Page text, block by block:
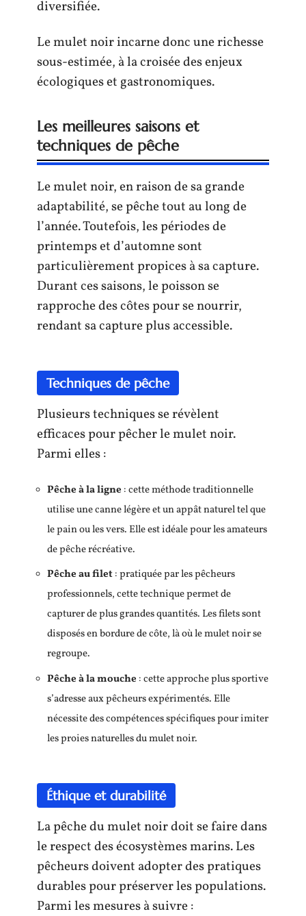
diversifiée.
Le mulet noir incarne donc une richesse
sous-estimée, à la croisée des enjeux
écologiques et gastronomiques.
Les meilleures saisons et
techniques de pêche
Le mulet noir, en raison de sa grande
adaptabilité, se pêche tout au long de
l’année. Toutefois, les périodes de
printemps et d’automne sont
particulièrement propices à sa capture.
Durant ces saisons, le poisson se
rapproche des côtes pour se nourrir,
rendant sa capture plus accessible.
Techniques de pêche
Plusieurs techniques se révèlent
efficaces pour pêcher le mulet noir.
Parmi elles :
Pêche à la ligne : cette méthode traditionnelle
utilise une canne légère et un appât naturel tel que
le pain ou les vers. Elle est idéale pour les amateurs
de pêche récréative.
Pêche au filet: pratiquée par les pêcheurs
professionnels, cette technique permet de
capturer de plus grandes quantités. Les filets sont
disposés en bordure de côte, là où le mulet noir se
regroupe.
Pêche à la mouche : cette approche plus sportive
s’adresse aux pêcheurs expérimentés. Elle
nécessite des compétences spécifiques pour imiter
les proies naturelles du mulet noir.
Éthique et durabilité
La pêche du mulet noir doit se faire dans
le respect des écosystèmes marins. Les
pêcheurs doivent adopter des pratiques
durables pour préserver les populations.
Parmi les mesures à suivre :